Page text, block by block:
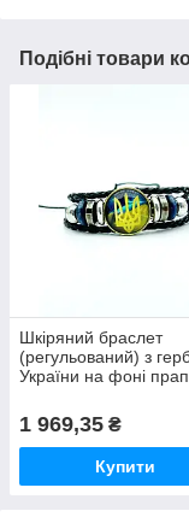
Подібні товари
Шкіряний браслет
(регульований) з
України на фоні
1 969,35 ₴
Купити